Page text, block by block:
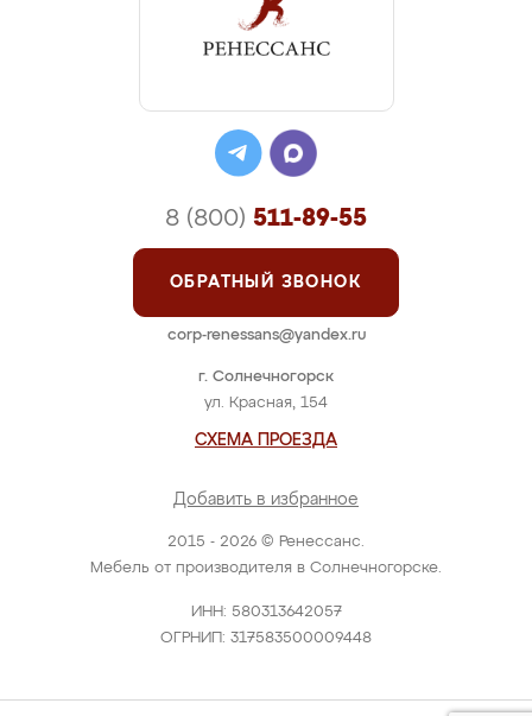
2015 - 2026 © Ренессанс.
Мебель от производителя в Солнечногорске.
ИНН: 580313642057
ОГРНИП: 317583500009448
г. Солнечногорск
ул. Красная, 154
СХЕМА ПРОЕЗДА
Добавить в избранное
8 (800) 511-89-55
ОБРАТНЫЙ ЗВОНОК
corp-renessans@yandex.ru